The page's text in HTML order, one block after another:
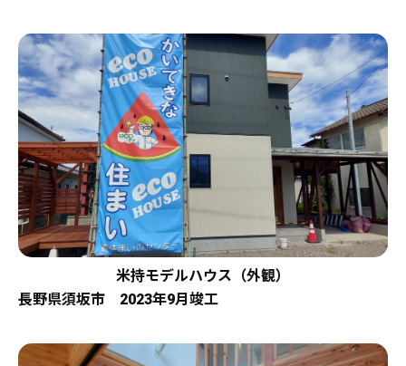
米持モデルハウス（外観）
長野県須坂市 2023年9月竣工